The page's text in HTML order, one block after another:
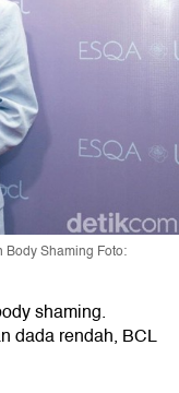
Body Shaming Foto:
shaming.
dada rendah, BCL